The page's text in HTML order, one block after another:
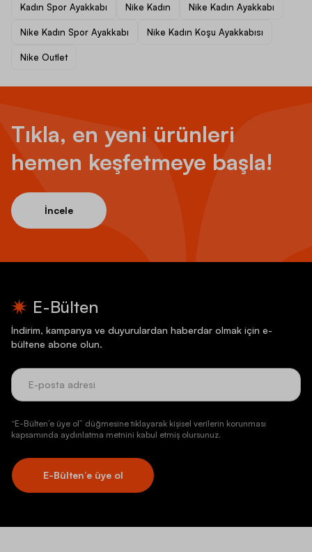
Kadın Spor Ayakkabı Nike Kadın Nike Kadın Ayakkabı
Nike Kadın Spor Ayakkabı Nike Kadın Koşu Ayakkabısı
Nike Outlet
Tıkla, en yeni ürünleri
hemen keşfetmeye başla!
İncele
E-Bülten
İndirim, kampanya ve duyurulardan haberdar olmak için e-
bültene abone olun.
“E-Bülten’e üye ol” düğmesine tıklayarak kişisel verilerin korunması
kapsamında aydınlatma metnini kabul etmiş olursunuz.
E-Bülten’e üye ol